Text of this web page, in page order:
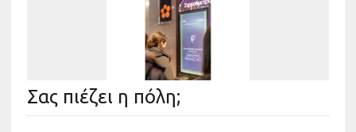
Σας πιέζει η πόλη;